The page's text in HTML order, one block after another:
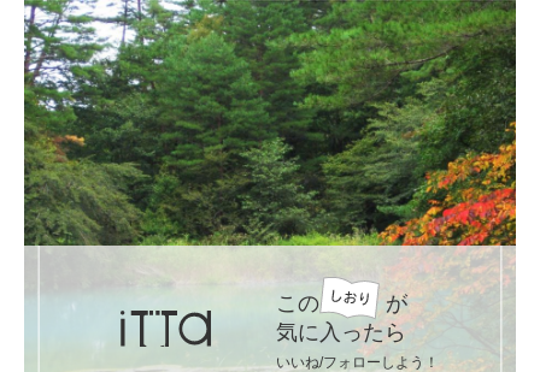
この
が
気に入ったら
いいね/フォローしよう！